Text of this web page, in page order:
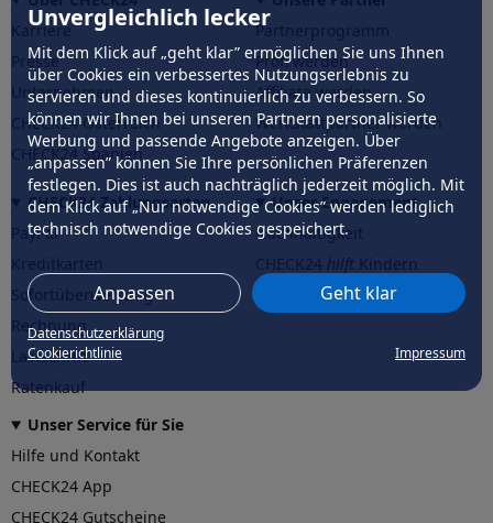
Unvergleichlich lecker
Mit dem Klick auf „geht klar” ermöglichen Sie uns Ihnen
über Cookies ein verbessertes Nutzungserlebnis zu
servieren und dieses kontinuierlich zu verbessern. So
können wir Ihnen bei unseren Partnern personalisierte
Werbung und passende Angebote anzeigen. Über
„anpassen” können Sie Ihre persönlichen Präferenzen
festlegen. Dies ist auch nachträglich jederzeit möglich. Mit
dem Klick auf „Nur notwendige Cookies” werden lediglich
technisch notwendige Cookies gespeichert.
Anpassen Geht klar
Datenschutzerklärung
Cookierichtlinie
Impressum
Karriere
Presse
Unternehmen
CHECK24 Österreich
CHECK24 Spanien
Partnerprogramm
Profi werden
Affiliate werden
Werkstattpartner werden
CHECK24 Zahlungsarten
PayPal
Sofortüberweisung
Rechnung
Lastschrift
Ratenkauf
Unser Engagement
Nachhaltigkeit
CHECK24hilftder Natur
Unser Service für Sie
Hilfe und Kontakt
CHECK24 App
CHECK24 Gutscheine